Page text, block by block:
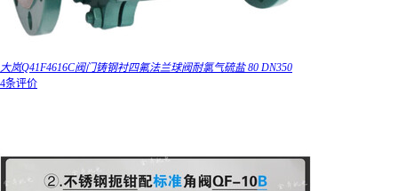
大岚Q41F4616C阀门铸钢衬四氟法兰球阀耐氯气硫盐 80 DN350
4条评价